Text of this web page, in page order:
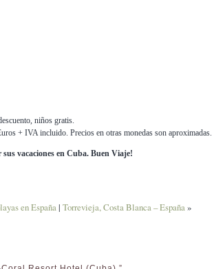
niños gratis.
+ IVA incluido. Precios en otras monedas son aproximadas.
vacaciones en Cuba. Buen Viaje!
en España| Torrevieja, Costa Blanca – España»